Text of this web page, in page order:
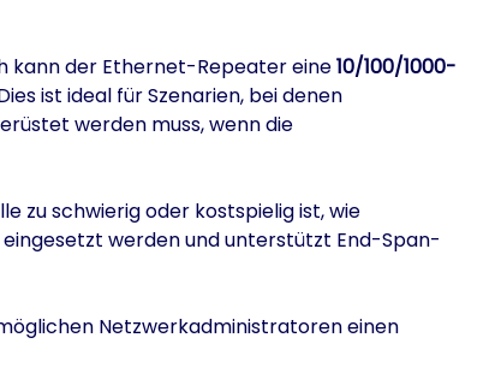
kann der Ethernet-Repeater eine10/100/1000-
ist ideal für Szenarien, bei denen
werden muss, wenn die
zu schwierig oder kostspielig ist, wie
eingesetzt werden und unterstützt End-Span-
Netzwerkadministratoren einen